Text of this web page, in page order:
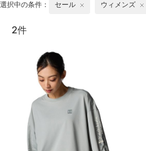
選択中の条件： セール ウィメンズ
2件